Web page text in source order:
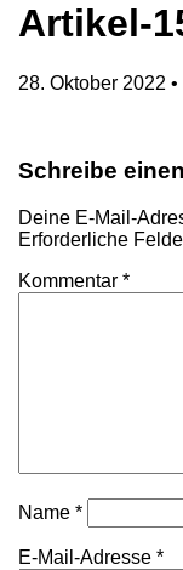
Artikel-
28. Oktober 2022 •
Schreibe
Deine E-Mail-
Erforderliche
Kommentar *
Name *
E-Mail-Adresse *